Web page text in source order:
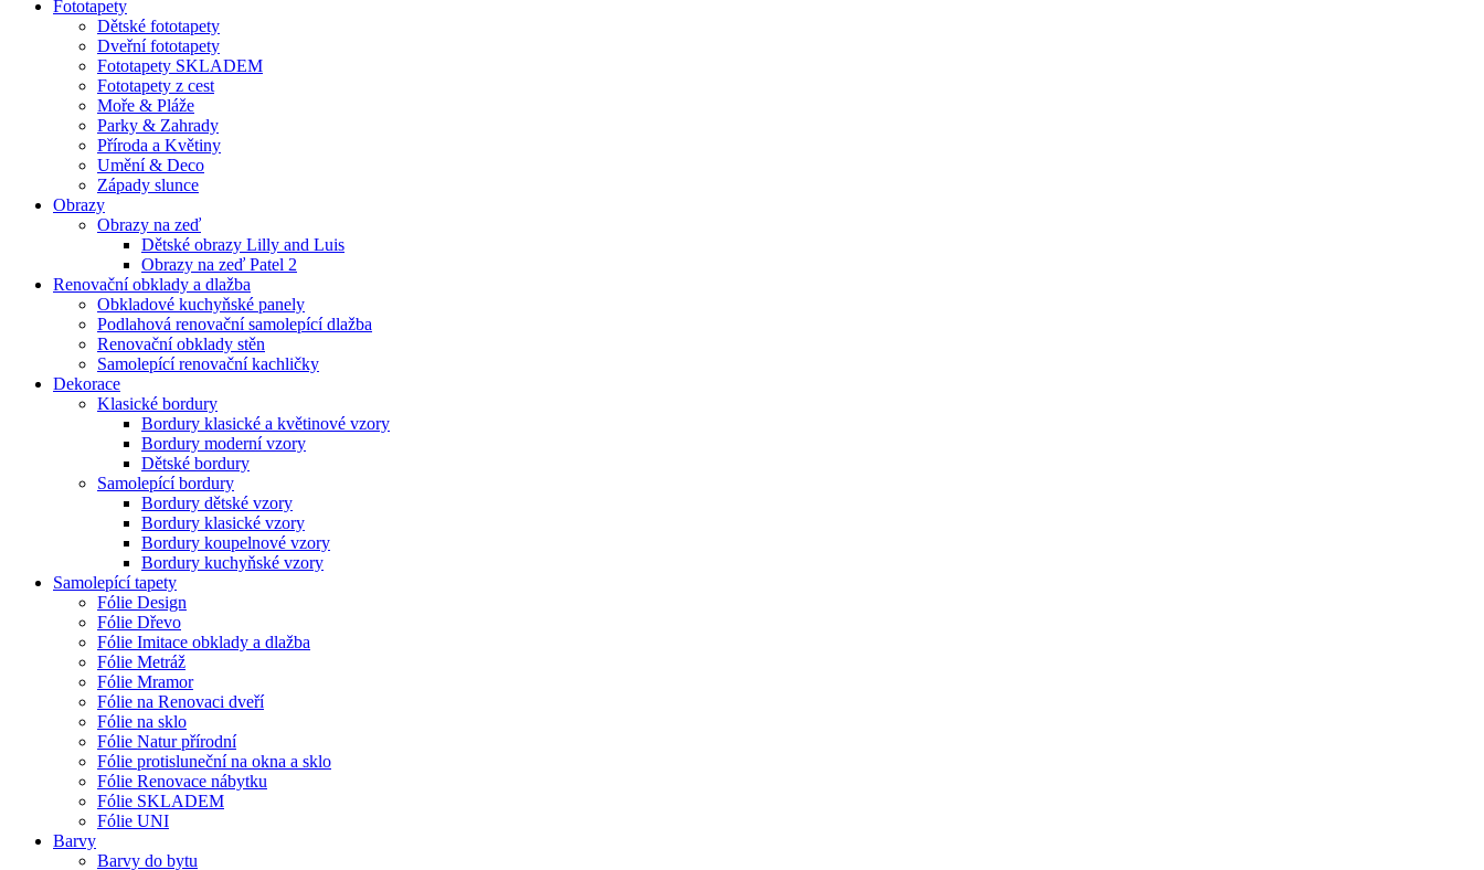
Fototapety
Dětské fototapety
Dveřní fototapety
Fototapety SKLADEM
Fototapety z cest
Moře & Pláže
Parky & Zahrady
Příroda a Květiny
Umění & Deco
Západy slunce
Obrazy
Obrazy na zeď
Dětské obrazy Lilly and Luis
Obrazy na zeď Patel 2
Renovační obklady a dlažba
Obkladové kuchyňské panely
Podlahová renovační samolepící dlažba
Renovační obklady stěn
Samolepící renovační kachličky
Dekorace
Klasické bordury
Bordury klasické a květinové vzory
Bordury moderní vzory
Dětské bordury
Samolepící bordury
Bordury dětské vzory
Bordury klasické vzory
Bordury koupelnové vzory
Bordury kuchyňské vzory
Samolepící tapety
Fólie Design
Fólie Dřevo
Fólie Imitace obklady a dlažba
Fólie Metráž
Fólie Mramor
Fólie na Renovaci dveří
Fólie na sklo
Fólie Natur přírodní
Fólie protisluneční na okna a sklo
Fólie Renovace nábytku
Fólie SKLADEM
Fólie UNI
Barvy
Barvy do bytu